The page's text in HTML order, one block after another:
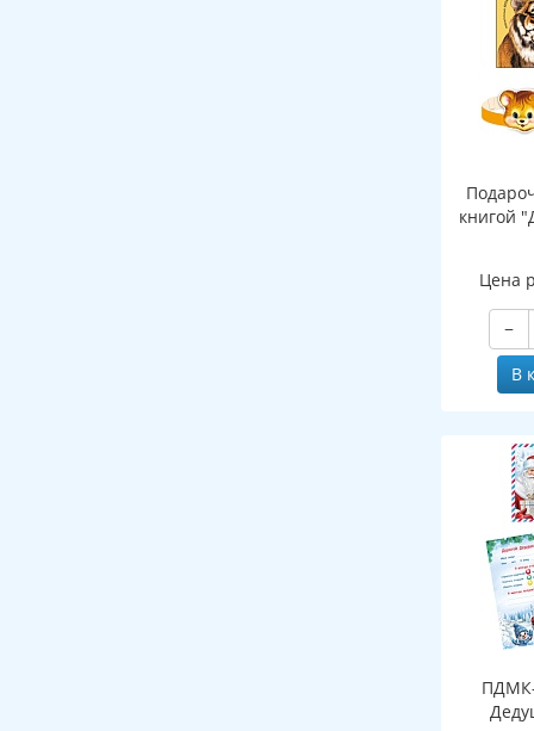
книгой
Цена
−
В